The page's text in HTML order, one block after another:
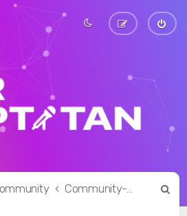
Community-Talk